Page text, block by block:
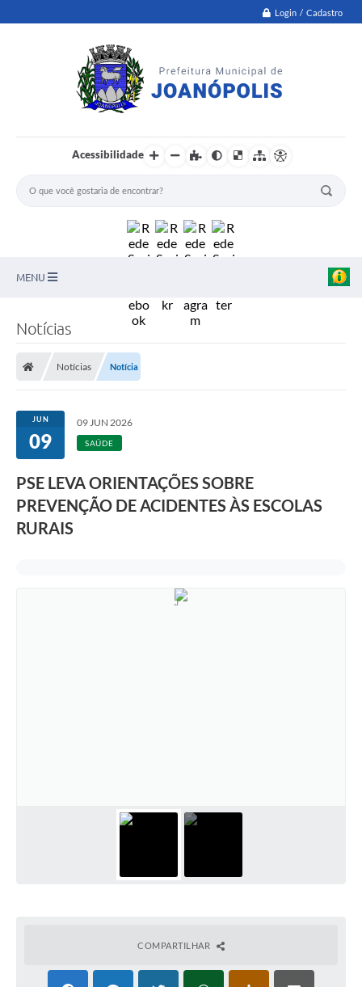
Login / Cadastro
Acessibilidade
MENU
Transparência
Editais
Conselhos
Contato
Notícias
Notícias Notícia
JUN
09
09 JUN 2026
SAÚDE
PSE LEVA ORIENTAÇÕES SOBRE
PREVENÇÃO DE ACIDENTES ÀS ESCOLAS
RURAIS
COMPARTILHAR